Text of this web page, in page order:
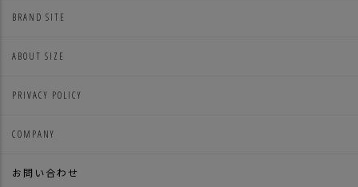
BRAND SITE
ABOUT SIZE
PRIVACY POLICY
COMPANY
お問い合わせ